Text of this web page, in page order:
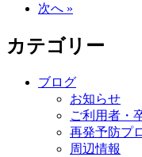
次へ »
カテゴリー
ブログ
お知らせ
ご利用者・
再発予防プ
周辺情報